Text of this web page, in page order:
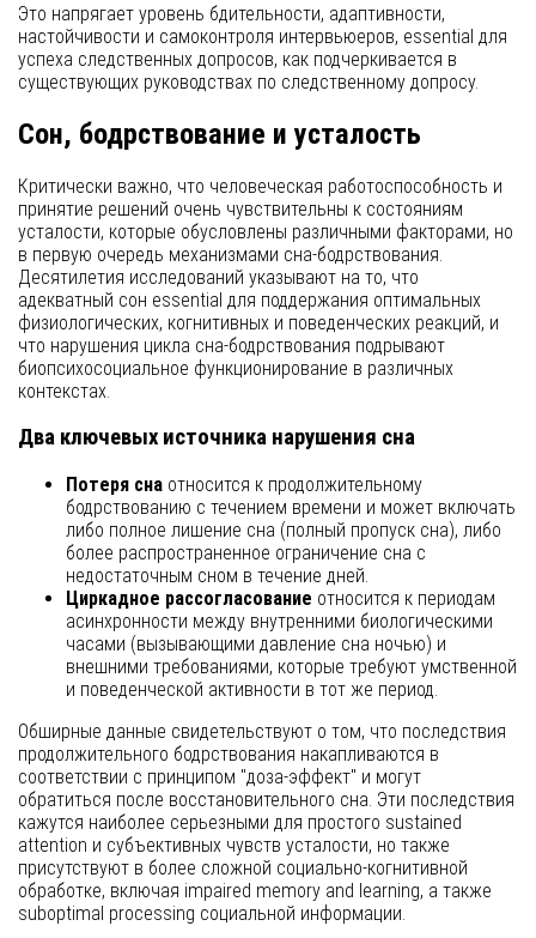
Это напрягает уровень бдительности, адаптивности,
настойчивости и самоконтроля интервьюеров, essential для
успеха следственных допросов, как подчеркивается в
существующих руководствах по следственному допросу.
Сон, бодрствование и усталость
Критически важно, что человеческая работоспособность и
принятие решений очень чувствительны к состояниям
усталости, которые обусловлены различными факторами, но
в первую очередь механизмами сна-бодрствования.
Десятилетия исследований указывают на то, что
адекватный сон essential для поддержания оптимальных
физиологических, когнитивных и поведенческих реакций, и
что нарушения цикла сна-бодрствования подрывают
биопсихосоциальное функционирование в различных
контекстах.
Два ключевых источника нарушения сна
Потеря сна относится к продолжительному
бодрствованию с течением времени и может включать
либо полное лишение сна (полный пропуск сна), либо
более распространенное ограничение сна с
недостаточным сном в течение дней.
Циркадное рассогласование относится к периодам
асинхронности между внутренними биологическими
часами (вызывающими давление сна ночью) и
внешними требованиями, которые требуют умственной
и поведенческой активности в тот же период.
Обширные данные свидетельствуют о том, что последствия
продолжительного бодрствования накапливаются в
соответствии с принципом "доза-эффект" и могут
обратиться после восстановительного сна. Эти последствия
кажутся наиболее серьезными для простого sustained
attention и субъективных чувств усталости, но также
присутствуют в более сложной социально-когнитивной
обработке, включая impaired memory and learning, а также
suboptimal processing социальной информации.